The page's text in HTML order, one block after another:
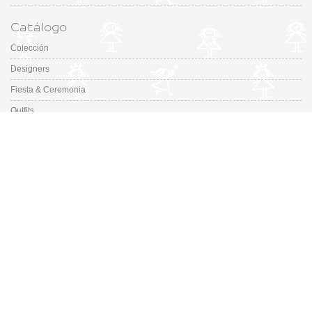
Catálogo
Colección
Designers
Fiesta & Ceremonia
Outfits